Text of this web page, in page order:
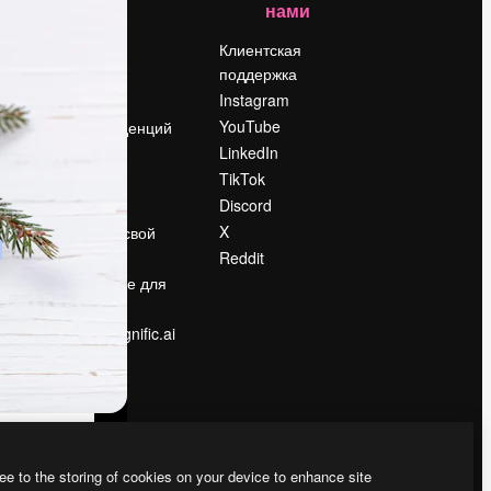
Поиск тенденций
Slidesgo
Продайте свой
контент
Помещение для
прессы
Ищете magnific.ai
нами
Клиентская
поддержка
Instagram
YouTube
LinkedIn
TikTok
Discord
X
Reddit
to the storing of cookies on your device to enhance site